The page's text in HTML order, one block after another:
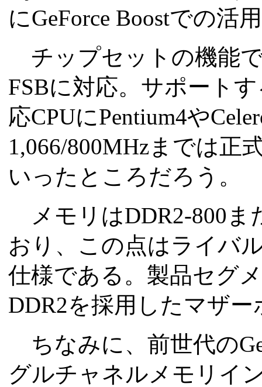
にGeForce Boostでの活
チップセットの機能
FSBに対応。サポート
応CPUにPentium4や
1,066/800MHzまでは正
いったところだろう。
メモリはDDR2-800ま
おり、この点はライバ
仕様である。製品セグ
DDR2を採用したマザ
ちなみに、前世代の
グルチャネルメモリイ